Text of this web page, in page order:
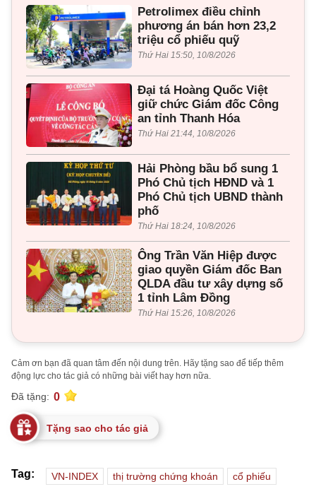
Petrolimex điều chỉnh
phương án bán hơn 23,2
triệu cổ phiếu quỹ
Thứ Hai 15:50, 10/8/2026
Đại tá Hoàng Quốc Việt
giữ chức Giám đốc Công
an tỉnh Thanh Hóa
Thứ Hai 21:44, 10/8/2026
Hải Phòng bầu bổ sung 1
Phó Chủ tịch HĐND và 1
Phó Chủ tịch UBND thành
phố
Thứ Hai 18:24, 10/8/2026
Ông Trần Văn Hiệp được
giao quyền Giám đốc Ban
QLDA đầu tư xây dựng số
1 tỉnh Lâm Đồng
Thứ Hai 15:26, 10/8/2026
Cảm ơn bạn đã quan tâm đến nội dung trên. Hãy tặng sao để tiếp thêm
động lực cho tác giả có những bài viết hay hơn nữa.
Đã tặng: 0
Tặng sao cho tác giả
Tag: VN-INDEX thị trường chứng khoán cổ phiếu